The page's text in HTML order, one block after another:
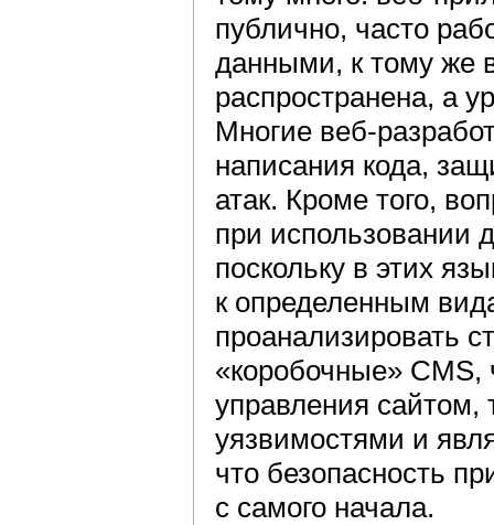
публично, часто
данными, к тому же
распространена, а
Многие веб-
написания кода,
атак. Кроме того,
при использовании
поскольку в этих
к определенным
проанализировать
«коробочные»
управления
уязвимостями и
что безопасность
с самого начала.